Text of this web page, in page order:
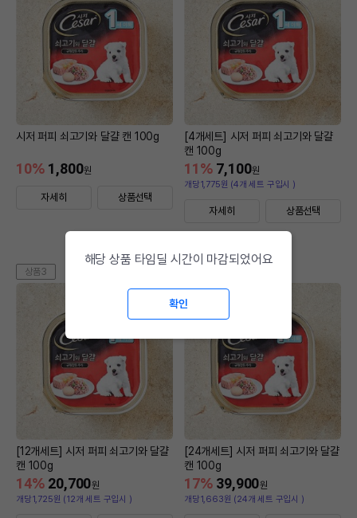
시저 퍼피 쇠고기와 달걀 캔 100g
1,800원
10%
자세히 상품선택
[4개세트] 시저 퍼피 쇠고기와 달걀
캔 100g
7,100원
11%
개당1,775원 (4개 세트 구입시 )
자세히 상품선택
상품3
[12개세트] 시저 퍼피 쇠고기와 달걀
캔 100g
20,700원
14%
개당1,725원 (12개 세트 구입시 )
[24개세트] 시저 퍼피 쇠고기와 달걀
캔 100g
39,900원
17%
개당1,663원 (24개 세트 구입시 )
해당 상품 타임딜 시간이 마감되었어요
확인